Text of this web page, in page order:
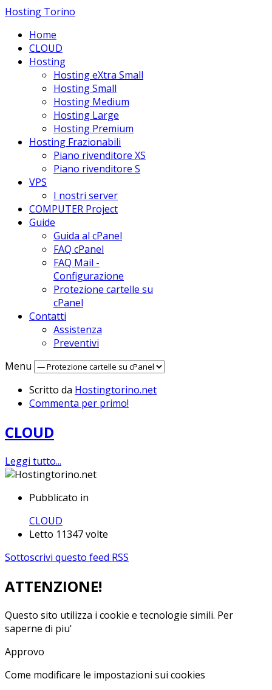
Hosting Torino
Home
CLOUD
Hosting
Hosting eXtra Small
Hosting Small
Hosting Medium
Hosting Large
Hosting Premium
Hosting Frazionabili
Piano rivenditore XS
Piano rivenditore S
VPS
I nostri server
COMPUTER Project
Guide
Guida al cPanel
FAQ cPanel
FAQ Mail -
Configurazione
Protezione cartelle su
cPanel
Contatti
Assistenza
Preventivi
Menu
Scritto da Hostingtorino.net
Commenta per primo!
CLOUD
Leggi tutto...
Pubblicato in
CLOUD
Letto 11347 volte
Sottoscrivi questo feed RSS
ATTENZIONE!
Questo sito utilizza i cookie e tecnologie simili. Per
saperne di piu'
Approvo
Come modificare le impostazioni sui cookies